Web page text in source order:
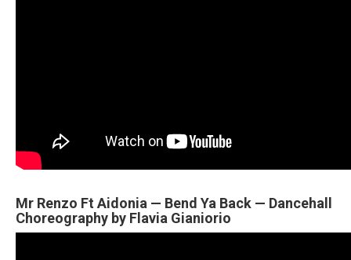
Mr Renzo Ft Aidonia — Bend Ya Back — Dancehall
Choreography by Flavia Gianiorio